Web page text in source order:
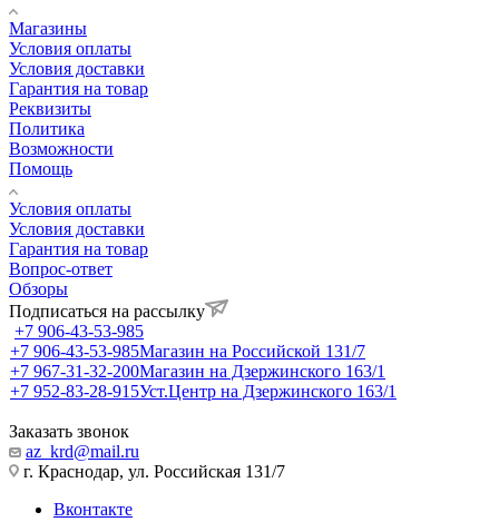
Магазины
Условия оплаты
Условия доставки
Гарантия на товар
Реквизиты
Политика
Возможности
Помощь
Условия оплаты
Условия доставки
Гарантия на товар
Вопрос-ответ
Обзоры
Подписаться на рассылку
+7 906-43-53-985
+7 906-43-53-985Магазин на Российской 131/7
+7 967-31-32-200Магазин на Дзержинского 163/1
+7 952-83-28-915Уст.Центр на Дзержинского 163/1
Заказать звонок
az_krd@mail.ru
г. Краснодар, ул. Российская 131/7
Вконтакте